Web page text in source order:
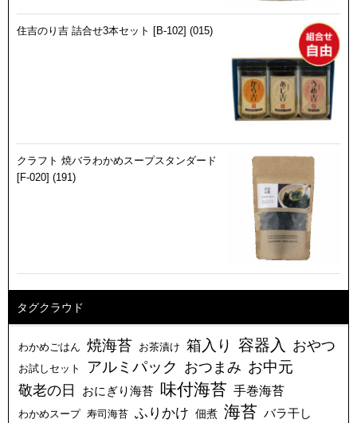
住吉のり吉 詰合せ3本セット [B-102] (015)
クラフト 焼バラわかめスープスタンダード
[F-020] (191)
タグクラウド
わかめごはん 焼海苔 お茶漬け 箱入り 容器入 おやつ
お試しセット アルミパック おつまみ お中元
敬老の日 おにぎり海苔 味付海苔 手巻海苔
わかめスープ 寿司海苔 ふりかけ 佃煮 海苔 バラ干し